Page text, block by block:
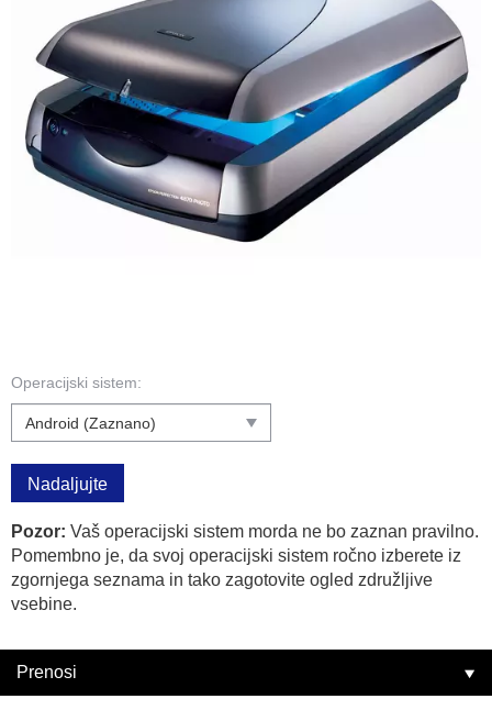
Operacijski sistem:
Nadaljujte
Pozor: Vaš operacijski sistem morda ne bo zaznan pravilno.
Pomembno je, da svoj operacijski sistem ročno izberete iz
zgornjega seznama in tako zagotovite ogled združljive
vsebine.
Prenosi